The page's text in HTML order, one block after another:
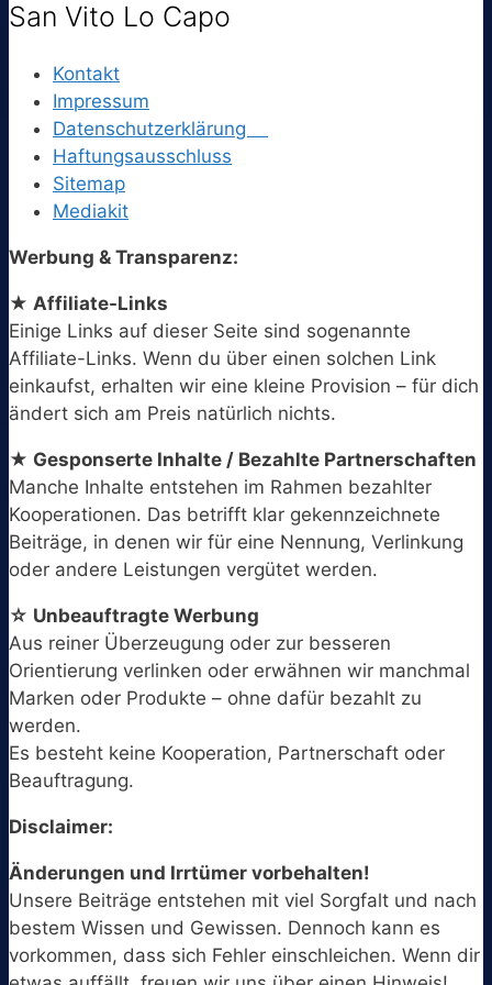
San Vito Lo Capo
Kontakt
Impressum
Datenschutzerklärung
Haftungsausschluss
Sitemap
Mediakit
Werbung & Transparenz:
★ Affiliate-Links
Einige Links auf dieser Seite sind sogenannte
Affiliate-Links. Wenn du über einen solchen Link
einkaufst, erhalten wir eine kleine Provision – für dich
ändert sich am Preis natürlich nichts.
★ Gesponserte Inhalte / Bezahlte Partnerschaften
Manche Inhalte entstehen im Rahmen bezahlter
Kooperationen. Das betrifft klar gekennzeichnete
Beiträge, in denen wir für eine Nennung, Verlinkung
oder andere Leistungen vergütet werden.
☆ Unbeauftragte Werbung
Aus reiner Überzeugung oder zur besseren
Orientierung verlinken oder erwähnen wir manchmal
Marken oder Produkte – ohne dafür bezahlt zu
werden.
Es besteht keine Kooperation, Partnerschaft oder
Beauftragung.
Disclaimer:
Änderungen und Irrtümer vorbehalten!
Unsere Beiträge entstehen mit viel Sorgfalt und nach
bestem Wissen und Gewissen. Dennoch kann es
vorkommen, dass sich Fehler einschleichen. Wenn dir